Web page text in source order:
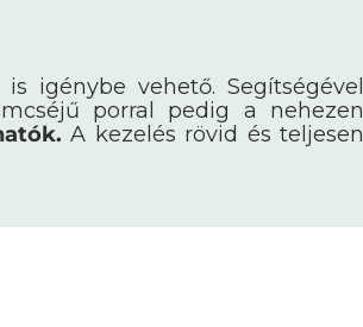
igénybe vehető. Segítségével
porral pedig a nehezen
A kezelés rövid és teljesen